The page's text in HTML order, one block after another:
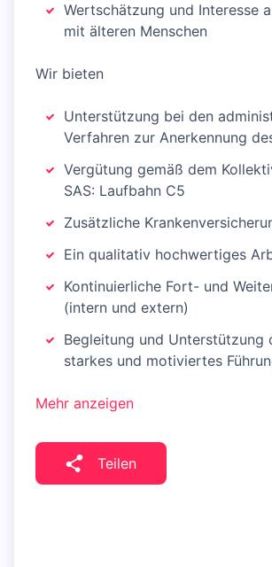
Wertschätzung und Interesse
mit älteren Menschen
Wir bieten
Unterstützung bei den
Verfahren zur Anerkennung
Vergütung gemäß dem
SAS: Laufbahn C5
Zusätzliche
Ein qualitativ hochwertiges
Kontinuierliche Fort- und
(intern und extern)
Begleitung und Unterstützung
starkes und motiviertes
Mehr anzeigen
Teilen